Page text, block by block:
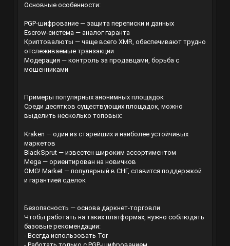
Основные особенности:
PGP-шифрование — защита переписки и данных
Escrow-система — аналог гаранта
Криптовалюты — чаще всего XMR, обеспечивают трудно
отслеживаемые транзакции
Модерация — контроль за продавцами, борьба с
мошенниками
Примеры популярных анонимных площадок
Среди десятков существующих площадок, можно
выделить несколько топовых:
Kraken — один из старейших и наиболее устойчивых
маркетов
BlackSprut — известен широким ассортиментом
Mega — ориентирован на новичков
OMG! Market — популярный в СНГ, славится поддержкой
и гарантией сделок
Безопасность — основа даркнет-торговли
Чтобы работать на таких платформах, нужно соблюдать
базовые рекомендации:
- Всегда использовать Tor